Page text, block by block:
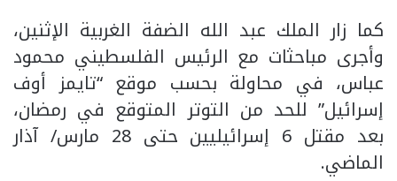
كما زار الملك عبد الله الضفة الغربية الإثنين،
وأجرى مباحثات مع الرئيس الفلسطيني محمود
عباس، في محاولة بحسب موقع “تايمز أوف
إسرائيل” للحد من التوتر المتوقع في رمضان،
بعد مقتل 6 إسرائيليين حتى 28 مارس/ آذار
الماضي.